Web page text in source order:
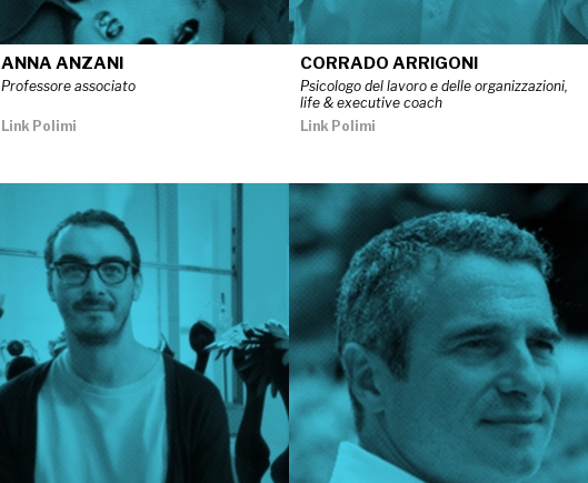
ANNA ANZANI
Professore associato
Link Polimi
CORRADO ARRIGONI
Psicologo del lavoro e delle organizzazioni,
life & executive coach
Link Polimi